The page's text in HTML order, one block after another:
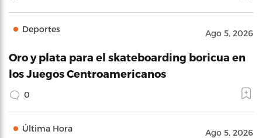
Deportes Ago 5, 2026
Oro y plata para el skateboarding boricua en
los Juegos Centroamericanos
0
Última Hora Ago 5, 2026